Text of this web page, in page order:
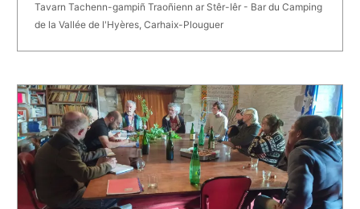
Tavarn Tachenn-gampiñ Traoñienn ar Stêr-Iêr - Bar du Camping
de la Vallée de l'Hyères, Carhaix-Plouguer